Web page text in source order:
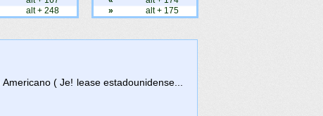
alt + 248
»
alt + 175
( Je! lease estadounidense...